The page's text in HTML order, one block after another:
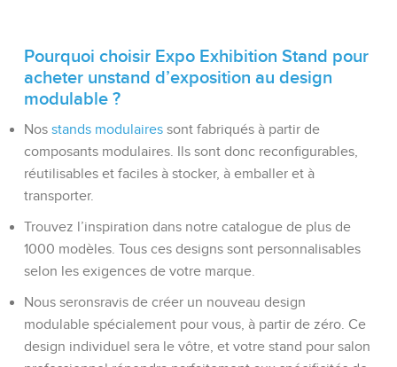
Pourquoi choisir Expo Exhibition Stand pour
acheter unstand d’exposition au design
modulable ?
Nos stands modulaires sont fabriqués à partir de
composants modulaires. Ils sont donc reconfigurables,
réutilisables et faciles à stocker, à emballer et à
transporter.
Trouvez l’inspiration dans notre catalogue de plus de
1000 modèles. Tous ces designs sont personnalisables
selon les exigences de votre marque.
Nous seronsravis de créer un nouveau design
modulable spécialement pour vous, à partir de zéro. Ce
design individuel sera le vôtre, et votre stand pour salon